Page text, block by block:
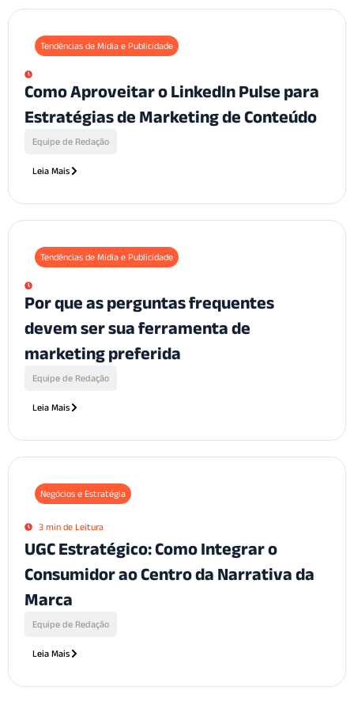
Tendências de Mídia e Publicidade
Como Aproveitar o LinkedIn Pulse para
Estratégias de Marketing de Conteúdo
Equipe de Redação
Leia Mais
Tendências de Mídia e Publicidade
Por que as perguntas frequentes
devem ser sua ferramenta de
marketing preferida
Equipe de Redação
Leia Mais
Negócios e Estratégia
3 min de Leitura
UGC Estratégico: Como Integrar o
Consumidor ao Centro da Narrativa da
Marca
Equipe de Redação
Leia Mais